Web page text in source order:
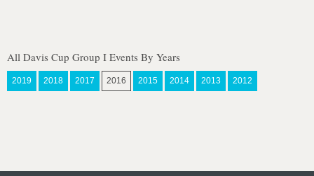
All Davis Cup Group I Events By Years
2019 2018 2017 2016 2015 2014 2013 2012